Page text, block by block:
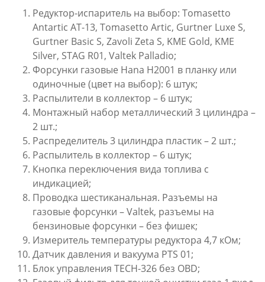
Редуктор-испаритель на выбор: Tomasetto
Antartic AT-13, Tomasetto Artic, Gurtner Luxe S,
Gurtner Basic S, Zavoli Zeta S, KME Gold, KME
Silver, STAG R01, Valtek Palladio;
Форсунки газовые Hana H2001 в планку или
одиночные (цвет на выбор): 6 штук;
Распылители в коллектор – 6 штук;
Монтажный набор металлический 3 цилиндра –
2 шт.;
Распределитель 3 цилиндра пластик – 2 шт.;
Распылитель в коллектор – 6 штук;
Кнопка переключения вида топлива с
индикацией;
Проводка шестиканальная. Разъемы на
газовые форсунки – Valtek, разъемы на
бензиновые форсунки – без фишек;
Измеритель температуры редуктора 4,7 кОм;
Датчик давления и вакуума PTS 01;
Блок управления TECH-326 без OBD;